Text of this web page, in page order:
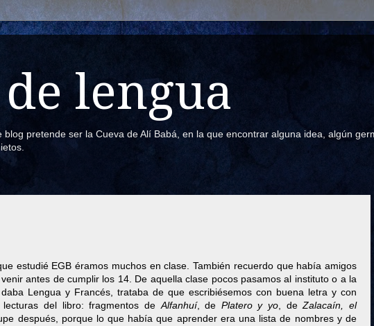
lengua
pretende ser la Cueva de Alí Babá, en la que encontrar alguna idea, algún
estudié EGB éramos muchos en clase. También recuerdo que había amigos
antes de cumplir los 14. De aquella clase pocos pasamos al instituto o a la
Lengua y Francés, trataba de que escribiésemos con buena letra y con
del libro: fragmentos de Alfanhuí, de Platero y yo , deZalacaín, el
después, porque lo que había que aprender era una lista de nombres y de